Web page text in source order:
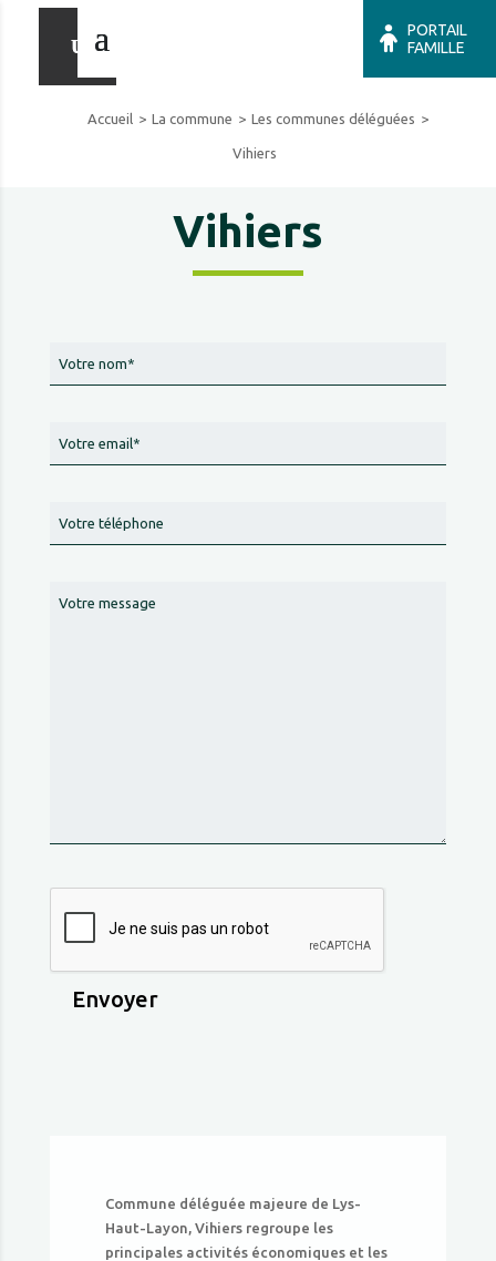
PORTAIL
FAMILLE
Accueil La commune Les communes déléguées
Vihiers
Vihiers
Envoyer
Commune déléguée majeure de Lys-
Haut-Layon, Vihiers regroupe les
principales activités économiques et les